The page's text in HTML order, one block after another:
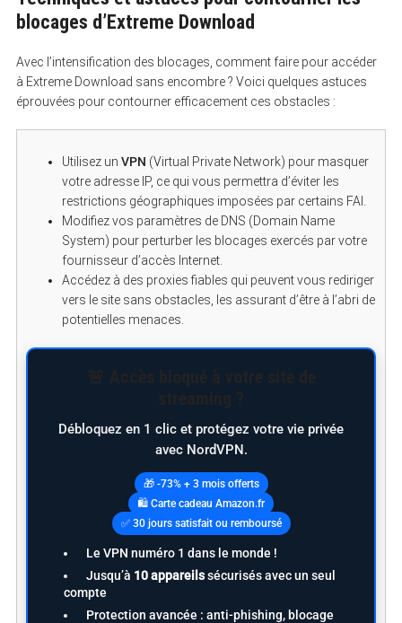
blocages d’Extreme Download
Avec l’intensification des blocages, comment faire pour accéder
à Extreme Download sans encombre ? Voici quelques astuces
éprouvées pour contourner efficacement ces obstacles :
Utilisez un VPN (Virtual Private Network) pour masquer
votre adresse IP, ce qui vous permettra d’éviter les
restrictions géographiques imposées par certains FAI.
Modifiez vos paramètres de DNS (Domain Name
System) pour perturber les blocages exercés par votre
fournisseur d’accès Internet.
Accédez à des proxies fiables qui peuvent vous rediriger
vers le site sans obstacles, les assurant d’être à l’abri de
potentielles menaces.
Débloquez en 1 clic et protégez votre vie privée
avec NordVPN.
🎁 -73% + 3 mois offerts
🛍️ Carte cadeau Amazon.fr
✅ 30 jours satisfait ou remboursé
Le VPN numéro 1 dans le monde !
Jusqu’à 10 appareilssécurisés avec un seul
compte
Protection avancée : anti-phishing, blocage
: